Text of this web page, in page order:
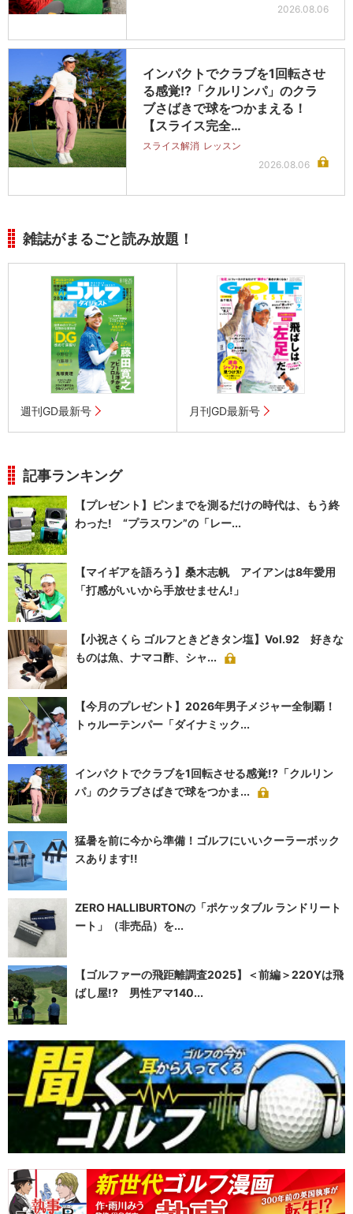
2026.08.06
インパクトでクラブを1回転させ
る感覚!?「クルリンパ」のクラ
ブさばきで球をつかまえる！
【スライス完全…
スライス解消 レッスン
2026.08.06
雑誌がまるごと読み放題！
週刊GD最新号 月刊GD最新号
記事ランキング
【プレゼント】ピンまでを測るだけの時代は、もう終
わった! “プラスワン”の「レー...
【マイギアを語ろう】桑木志帆 アイアンは8年愛用
「打感がいいから手放せません!」
【小祝さくら ゴルフときどきタン塩】Vol.92 好きな
ものは魚、ナマコ酢、シャ...
【今月のプレゼント】2026年男子メジャー全制覇！
トゥルーテンパー「ダイナミック...
インパクトでクラブを1回転させる感覚!?「クルリン
パ」のクラブさばきで球をつかま...
猛暑を前に今から準備！ゴルフにいいクーラーボック
スあります!!
ZERO HALLIBURTONの「ポケッタブル ランドリート
ート」（非売品）を...
【ゴルファーの飛距離調査2025】＜前編＞220Yは飛
ばし屋!? 男性アマ140...